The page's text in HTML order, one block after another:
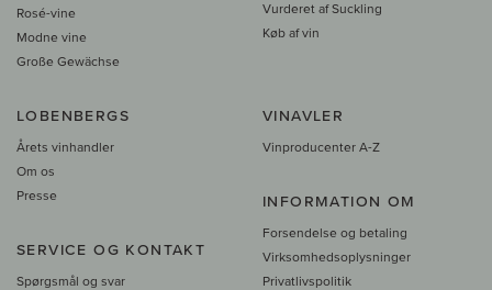
Rosé-vine
Modne vine
Große Gewächse
Vurderet af Suckling
Køb af vin
LOBENBERGS
Årets vinhandler
Om os
Presse
SERVICE OG KONTAKT
Spørgsmål og svar
VINAVLER
Vinproducenter A-Z
INFORMATION OM
Forsendelse og betaling
Virksomhedsoplysninger
Privatlivspolitik